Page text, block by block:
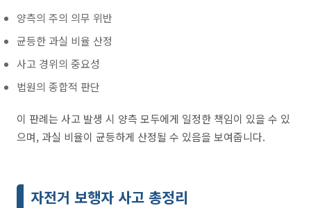
양측의 주의 의무 위반
균등한 과실 비율 산정
사고 경위의 중요성
법원의 종합적 판단
이 판례는 사고 발생 시 양측 모두에게 일정한 책임이 있을 수 있
으며, 과실 비율이 균등하게 산정될 수 있음을 보여줍니다.
자전거 보행자 사고 총정리